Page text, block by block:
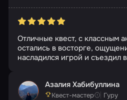
Отличные квест, с классным
остались в восторге,
насладился игрой и съездил
Азалия Хабибуллина
Квест-мастер Гуру